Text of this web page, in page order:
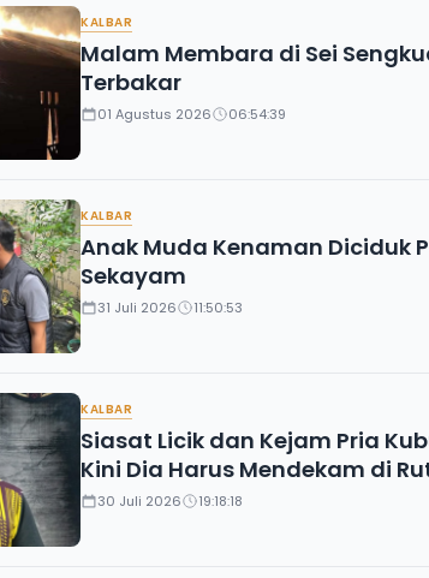
KALBAR
Malam Membara di Sei
Terbakar
01 Agustus 2026 06:54:39
KALBAR
Anak Muda Kenaman Diciduk
Sekayam
31 Juli 2026 11:50:53
KALBAR
Siasat Licik dan Kejam Pria
Kini Dia Harus Mendekam di
30 Juli 2026 19:18:18